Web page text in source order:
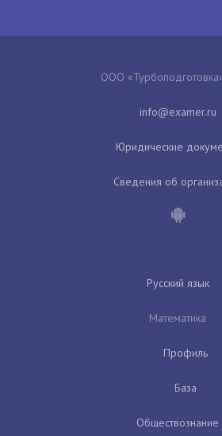
ООО
Юридические
Сведения об
Русский язык
Математика
Профиль
База
Обществознание